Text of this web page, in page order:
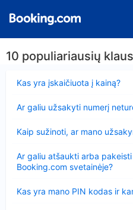
10 populiariausių
Kas yra įskaičiuota į kainą?
Ar galiu užsakyti numerį
Kaip sužinoti, ar mano
Ar galiu atšaukti arba
Booking.com svetainėje?
Kas yra mano PIN kodas ir